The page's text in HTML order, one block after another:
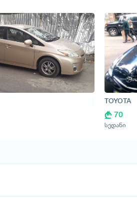
TOYOTA
70
სედანი